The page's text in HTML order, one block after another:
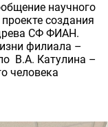
научного
создания
СФ ФИАН.
филиала –
В.А. Катулина –
человека